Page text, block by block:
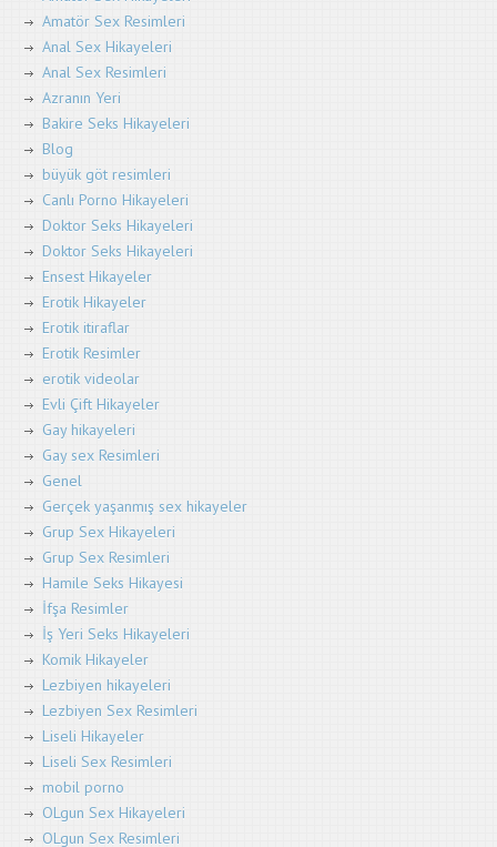
Amatör Sex Resimleri
Anal Sex Hikayeleri
Anal Sex Resimleri
Azranın Yeri
Bakire Seks Hikayeleri
Blog
büyük göt resimleri
Canlı Porno Hikayeleri
Doktor Seks Hikayeleri
Doktor Seks Hikayeleri
Ensest Hikayeler
Erotik Hikayeler
Erotik itiraflar
Erotik Resimler
erotik videolar
Evli Çift Hikayeler
Gay hikayeleri
Gay sex Resimleri
Genel
Gerçek yaşanmış sex hikayeler
Grup Sex Hikayeleri
Grup Sex Resimleri
Hamile Seks Hikayesi
İfşa Resimler
İş Yeri Seks Hikayeleri
Komik Hikayeler
Lezbiyen hikayeleri
Lezbiyen Sex Resimleri
Liseli Hikayeler
Liseli Sex Resimleri
mobil porno
OLgun Sex Hikayeleri
OLgun Sex Resimleri